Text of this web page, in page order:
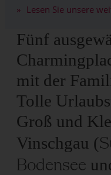
Lesen Sie unsere
Fünf
mit der
Tolle
Groß und
Vinschgau (
Bodensee